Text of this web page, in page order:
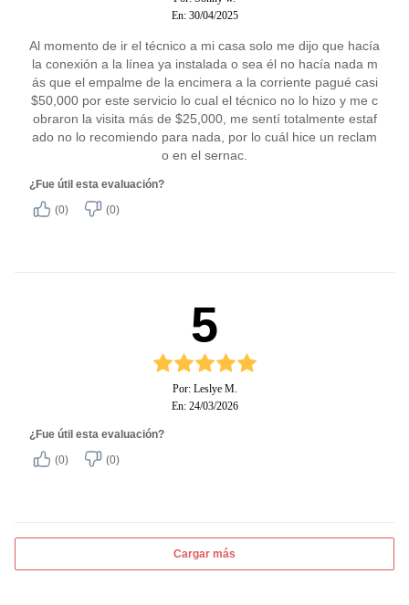
En: 30/04/2025
Al momento de ir el técnico a mi casa solo me dijo que hacía
la conexión a la línea ya instalada o sea él no hacía nada m
ás que el empalme de la encimera a la corriente pagué casi
$50,000 por este servicio lo cual el técnico no lo hizo y me c
obraron la visita más de $25,000, me sentí totalmente estaf
ado no lo recomiendo para nada, por lo cuál hice un reclam
o en el sernac.
¿Fue útil esta evaluación?
(0)
(0)
5
Por: Leslye M.
En: 24/03/2026
¿Fue útil esta evaluación?
(0)
(0)
Cargar más